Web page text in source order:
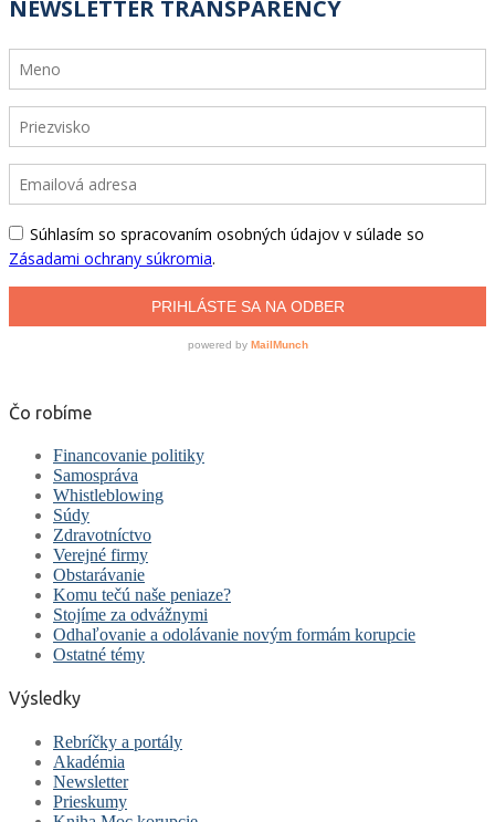
Čo robíme
Financovanie politiky
Samospráva
Whistleblowing
Súdy
Zdravotníctvo
Verejné firmy
Obstarávanie
Komu tečú naše peniaze?
Stojíme za odvážnymi
Odhaľovanie a odolávanie novým formám korupcie
Ostatné témy
Výsledky
Rebríčky a portály
Akadémia
Newsletter
Prieskumy